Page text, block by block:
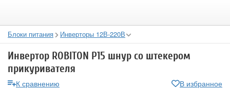
Блоки питания Инверторы 12В-220В
Инвертор ROBITON P15 шнур со штекером
прикуривателя
К сравнению
В избранное